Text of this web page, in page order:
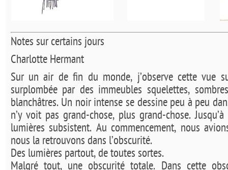
Notes sur certains jours
Charlotte Hermant
Sur un air de fin du monde, j’observe cette vue
surplombée par des immeubles squelettes,
blanchâtres. Un noir intense se dessine peu à peu
n’y voit pas grand-chose, plus grand-chose.
lumières subsistent. Au commencement, nous
nous la retrouvons dans l’obscurité.
Des lumières partout, de toutes sortes.
Malgré tout, une obscurité totale. Dans cette